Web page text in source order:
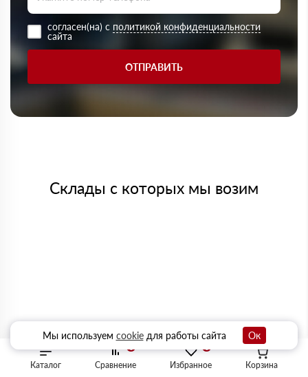
Каталог Избранное
Сравнение Корзина
согласен(на) с политикой конфиденциальности
сайта
ОТПРАВИТЬ
Склады с которых мы возим
Мы используем cookieдля работы сайта Ок